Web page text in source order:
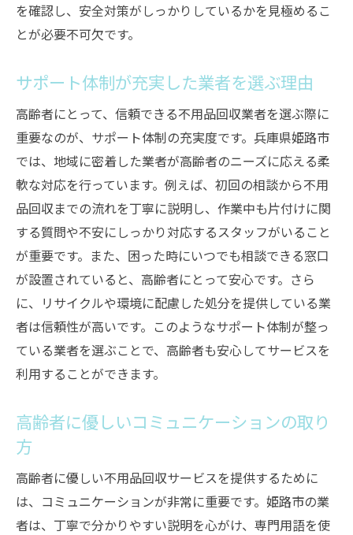
を確認し、安全対策がしっかりしているかを見極めるこ
とが必要不可欠です。
サポート体制が充実した業者を選ぶ理由
高齢者にとって、信頼できる不用品回収業者を選ぶ際に
重要なのが、サポート体制の充実度です。兵庫県姫路市
では、地域に密着した業者が高齢者のニーズに応える柔
軟な対応を行っています。例えば、初回の相談から不用
品回収までの流れを丁寧に説明し、作業中も片付けに関
する質問や不安にしっかり対応するスタッフがいること
が重要です。また、困った時にいつでも相談できる窓口
が設置されていると、高齢者にとって安心です。さら
に、リサイクルや環境に配慮した処分を提供している業
者は信頼性が高いです。このようなサポート体制が整っ
ている業者を選ぶことで、高齢者も安心してサービスを
利用することができます。
高齢者に優しいコミュニケーションの取り
方
高齢者に優しい不用品回収サービスを提供するために
は、コミュニケーションが非常に重要です。姫路市の業
者は、丁寧で分かりやすい説明を心がけ、専門用語を使